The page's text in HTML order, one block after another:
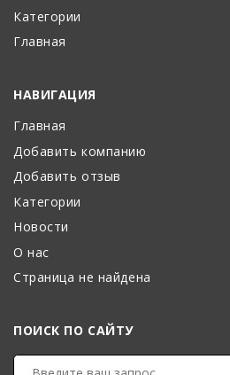
Категории
Главная
НАВИГАЦИЯ
Главная
Добавить компанию
Добавить отзыв
Категории
Новости
О нас
Страница не найдена
ПОИСК ПО САЙТУ